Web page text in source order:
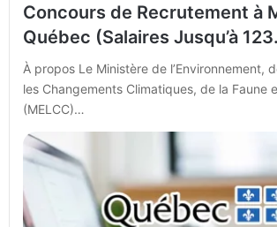
Concours de Recrutement à
Québec (Salaires Jusqu’à
À propos Le Ministère de l’Environnement,
les Changements Climatiques, de la Faune
(MELCC)…